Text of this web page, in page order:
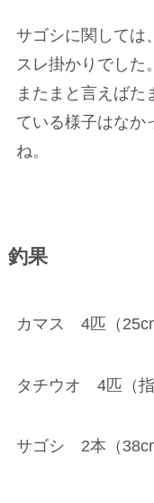
サゴシに関しては
スレ掛かりでした
またまと言えば
ている様子はなか
ね。
釣果
カマス 4匹（
タチウオ 4匹（指
サゴシ 2本（